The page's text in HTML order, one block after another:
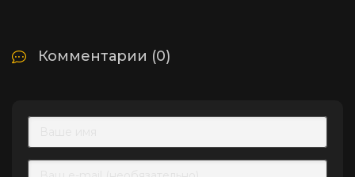
Комментарии (0)